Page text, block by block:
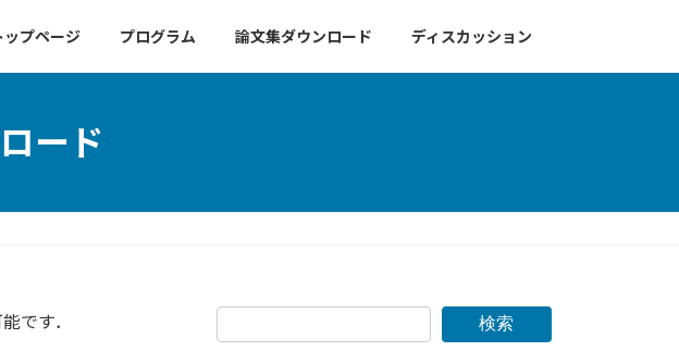
ップページ プログラム 論文集ダウンロード ディスカッション
ード
です． 検索